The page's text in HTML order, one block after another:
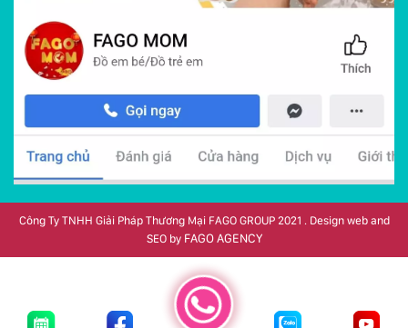
Công Ty TNHH Giải Pháp Thương Mại FAGO GROUP 2021 . Design web and
SEO by FAGO AGENCY